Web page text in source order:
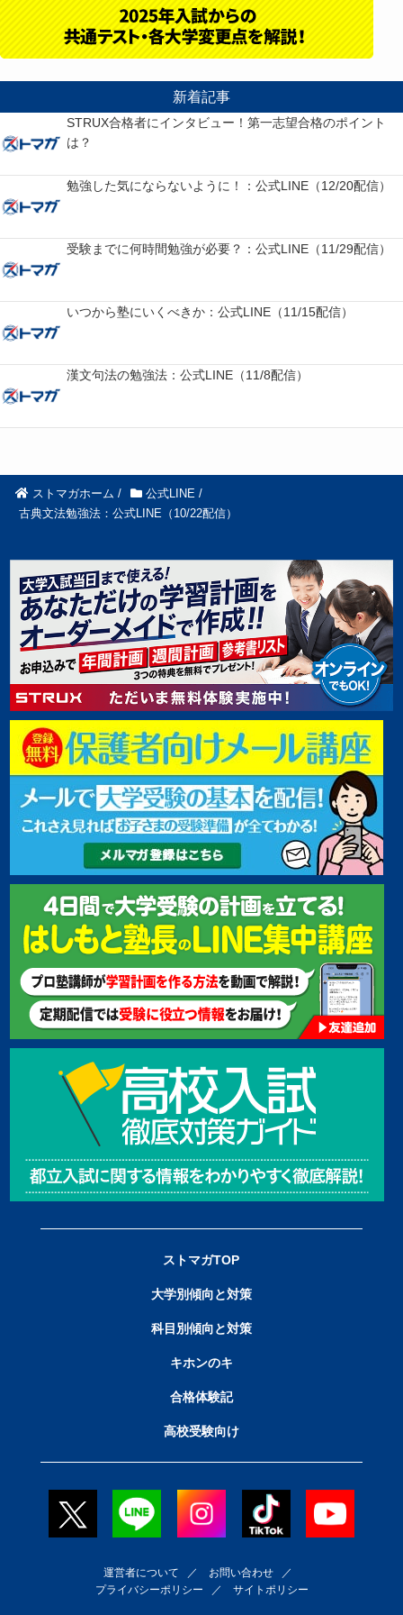
新着記事
STRUX合格者にインタビュー！第一志望合格のポイント
は？
勉強した気にならないように！：公式LINE（12/20配信）
受験までに何時間勉強が必要？：公式LINE（11/29配信）
いつから塾にいくべきか：公式LINE（11/15配信）
漢文句法の勉強法：公式LINE（11/8配信）
ストマガホーム / 公式LINE /
古典文法勉強法：公式LINE（10/22配信）
ストマガTOP
大学別傾向と対策
科目別傾向と対策
キホンのキ
合格体験記
高校受験向け
運営者について ／ お問い合わせ／
プライバシーポリシー ／ サイトポリシー